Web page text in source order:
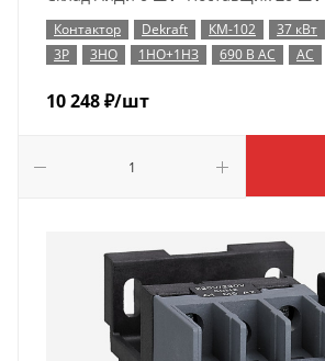
Контактор Dekraft КМ-102 37 кВт
3P
3НО 1НО+1НЗ 690 В AC AC
10 248₽/шт